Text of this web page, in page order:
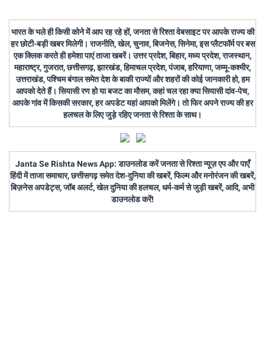
भारत के भले ही किसी कोने में आप रह रहे हों, जनता से रिश्ता वेबसाइट पर आपके राज्य की
हर छोटी-बड़ी खबर मिलेगी। राजनीति, खेल, चुनाव, बिजनेस, सिनेमा, इस प्लैटफॉर्म पर बस
एक क्लिक करते ही हमेशा पाएं ताजा खबरें। उत्तर प्रदेश, बिहार, मध्य प्रदेश, राजस्थान,
महाराष्ट्र, गुजरात, छत्तीसगढ़, झारखंड, हिमाचल प्रदेश, पंजाब, हरियाणा, जम्मू-कश्मीर,
उत्तराखंड, पश्चिम बंगाल समेत देश के बाकी राज्यों और शहरों की कोई जानकारी हो, हम
आपको देते हैं। सियासी रण हो या बजट का मौसम, कहां चल रहा क्या सियासी दांव-पेच,
आपके गांव में किसकी सरकार, हर अपडेट यहां आपको मिलेंगे। तो फिर अपने राज्य की हर
हलचल के लिए जुड़े रहिए जनता से रिश्ता के साथ।
Janta Se Rishta News App: डाउनलोड करें जनता से रिश्ता न्यूज़ एप और पाएँ
हिंदी में ताजा समाचार, छत्तीसगढ़ समेत देश-दुनिया की खबरें, फिल्म और मनोरंजन की खबरें,
बिज़नेस अपडेट्स, जॉब अलर्ट, खेल दुनिया की हलचल, धर्म-कर्म से जुड़ी खबरें, आदि, अभी
डाउनलोड करें!